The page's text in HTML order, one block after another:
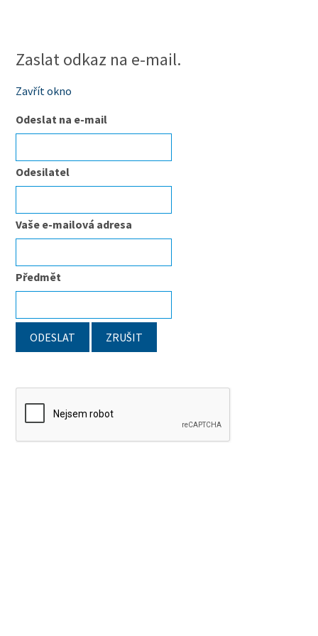
Zaslat odkaz na e-mail.
Zavřít okno
Odeslat na e-mail
Odesilatel
Vaše e-mailová adresa
Předmět
ODESLAT ZRUŠIT